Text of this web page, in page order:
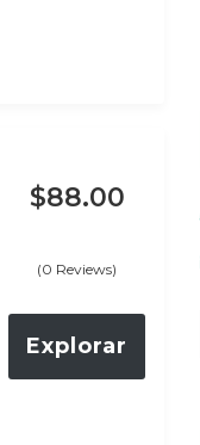
$88.00
(0 Reviews)
Explorar